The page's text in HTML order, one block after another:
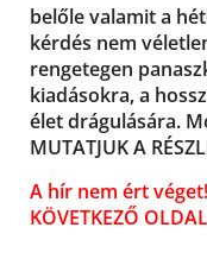
belőle valamit a
kérdés nem
rengetegen
kiadásokra, a
élet drágulására.
MUTATJUK A
A hír nem ért
KÖVETKEZŐ